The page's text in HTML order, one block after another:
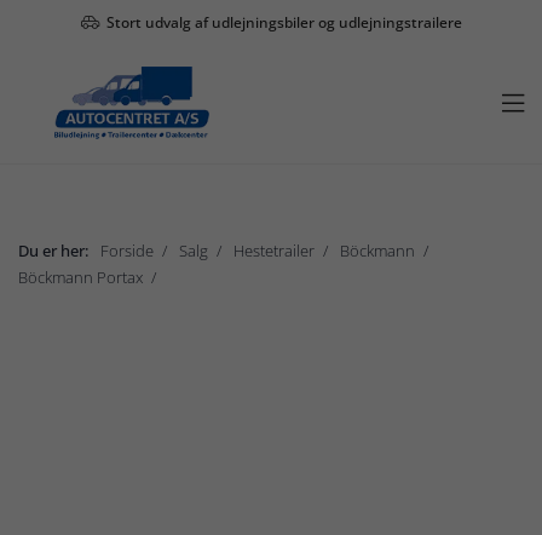
Stort udvalg af udlejningsbiler og udlejningstrailere

Du er her: Forside Salg Hestetrailer
Böckmann
Böckmann Portax